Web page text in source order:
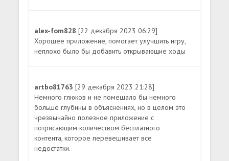
alex-fom828[22 декабря 2023 06:29]
Хорошее приложение, помогает улучшить игру,
неплохо было бы добавить открывающие ходы
artbo81763[29 декабря 2023 21:28]
Немного глюков и не помешало бы немного
больше глубины в объяснениях, но в целом это
чрезвычайно полезное приложение с
потрясающим количеством бесплатного
контента, которое перевешивает все
недостатки.